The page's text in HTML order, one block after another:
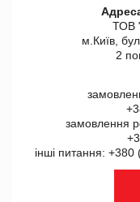
ТОВ
м.Київ,
2
замовлення
інші питання: